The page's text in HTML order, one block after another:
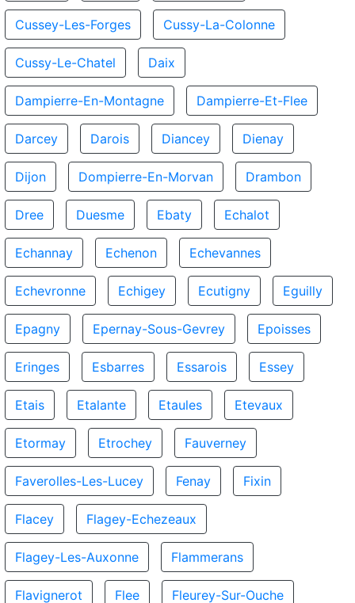
Cussey-Les-Forges Cussy-La-Colonne
Cussy-Le-Chatel Daix
Dampierre-En-Montagne Dampierre-Et-Flee
Darcey Darois Diancey Dienay
Dijon Dompierre-En-Morvan Drambon
Dree Duesme Ebaty Echalot
Echannay Echenon Echevannes
Echevronne Echigey Ecutigny Eguilly
Epagny Epernay-Sous-Gevrey Epoisses
Eringes Esbarres Essarois Essey
Etais Etalante Etaules Etevaux
Etormay Etrochey Fauverney
Faverolles-Les-Lucey Fenay Fixin
Flacey Flagey-Echezeaux
Flagey-Les-Auxonne Flammerans
Flavignerot Flee Fleurey-Sur-Ouche